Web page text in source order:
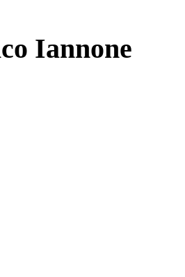
Iannone